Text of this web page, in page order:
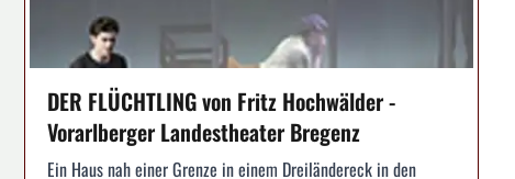
DER FLÜCHTLING von Fritz Hochwälder -
Vorarlberger Landestheater Bregenz
Ein Haus nah einer Grenze in einem Dreiländereck in den